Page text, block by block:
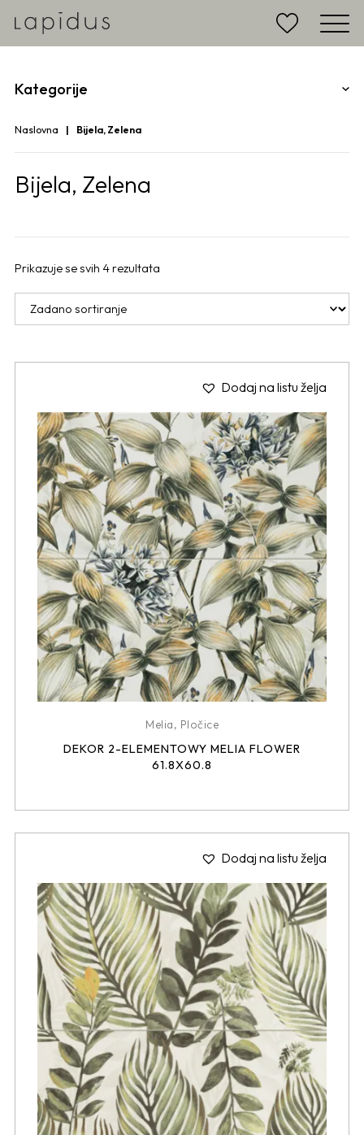
Kategorije
Naslovna Bijela, Zelena
Bijela, Zelena
Prikazuje se svih 4 rezultata
Dodaj na listu želja
Melia, Pločice
DEKOR 2-ELEMENTOWY MELIA FLOWER
61.8X60.8
Dodaj na listu želja